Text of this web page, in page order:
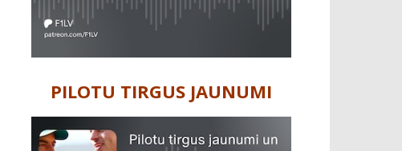
PILOTU TIRGUS JAUNUMI